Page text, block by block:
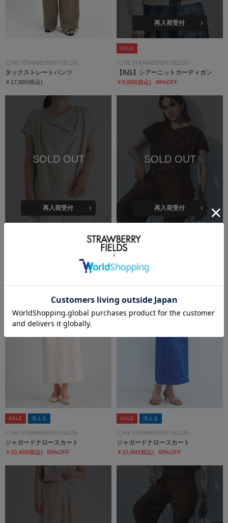
ICHIE STRAWBERRY-FIELDS
タックストレートパンツ
￥17,600(税込)
再入荷受付
SALE
ICHIE STRAWBERRY-FIELDS
【B品】シアーニットカーディガン
￥8,800(税込) 48%OFF
SOLD OUT
再入荷受付
SOLD OUT
再入荷受付
ICHIE STRAWBERRY-FIELDS
￥6,050(税込)
SALE 洗える
ICHIE STRAWBERRY-FIELDS
ジャガードナロースカート
￥10,450(税込) 50%OFF
SALE 洗える
ICHIE STRAWBERRY-FIELDS
ジャガードナロースカート
￥10,450(税込) 50%OFF